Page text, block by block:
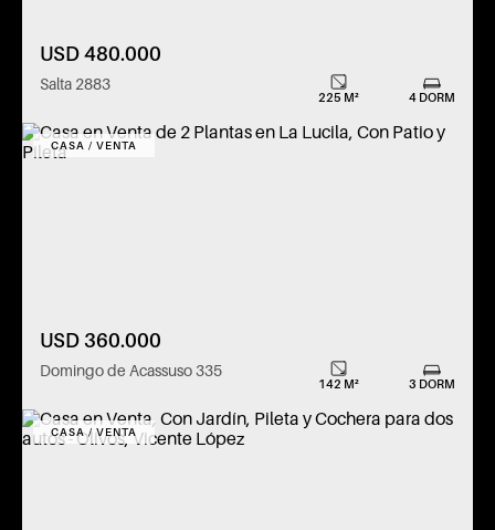
USD 480.000
Salta 2883
225 M² 4 DORM
CASA / VENTA
USD 360.000
Domingo de Acassuso 335
142 M² 3 DORM
CASA / VENTA